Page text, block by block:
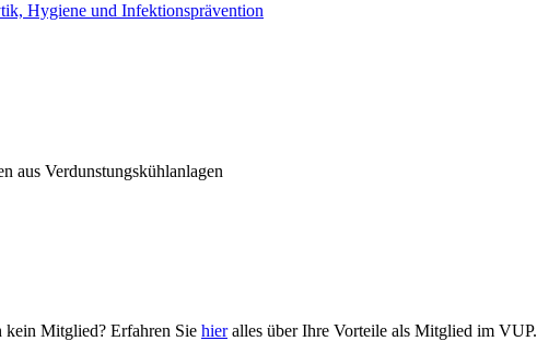
Hygiene und Infektionsprävention
aus Verdunstungskühlanlagen
kein Mitglied? Erfahren Sie hieralles über Ihre Vorteile als Mitglied im VUP.